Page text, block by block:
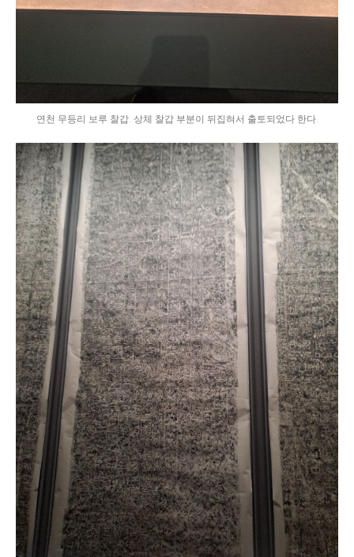
연천 무등리 보루 찰갑. 상체 찰갑 부분이 뒤집혀서 출토되었다 한다.